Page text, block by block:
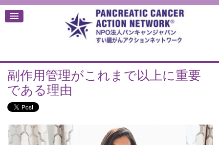
副作用管理がこれまで以上に重要
である理由